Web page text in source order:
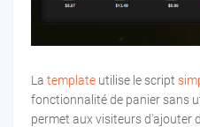
La template utilise le script
fonctionnalité de panier sans
permet aux visiteurs d'ajouter